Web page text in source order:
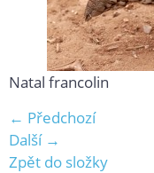
Natal francolin
← Předchozí
Další →
Zpět do složky